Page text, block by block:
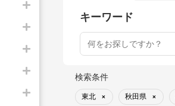
キーワード
検索条件
東北 × 秋田県 ×